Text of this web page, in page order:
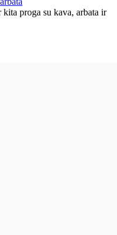
proga su kava, arbata ir